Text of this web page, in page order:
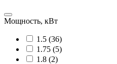
Мощность, кВт
1.5 (36)
1.75 (5)
1.8 (2)